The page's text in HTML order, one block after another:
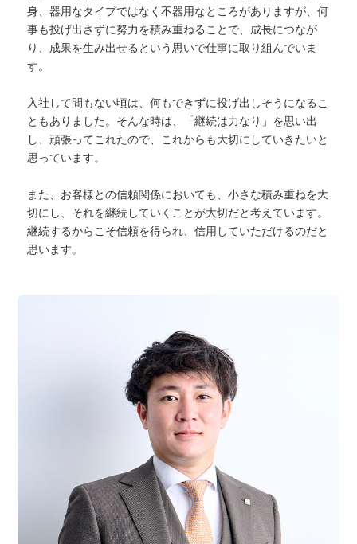
身、器用なタイプではなく不器用なところがありますが、何
事も投げ出さずに努力を積み重ねることで、成長につなが
り、成果を生み出せるという思いで仕事に取り組んでいま
す。
入社して間もない頃は、何もできずに投げ出しそうになるこ
ともありました。そんな時は、「継続は力なり」を思い出
し、頑張ってこれたので、これからも大切にしていきたいと
思っています。
また、お客様との信頼関係においても、小さな積み重ねを大
切にし、それを継続していくことが大切だと考えています。
継続するからこそ信頼を得られ、信用していただけるのだと
思います。